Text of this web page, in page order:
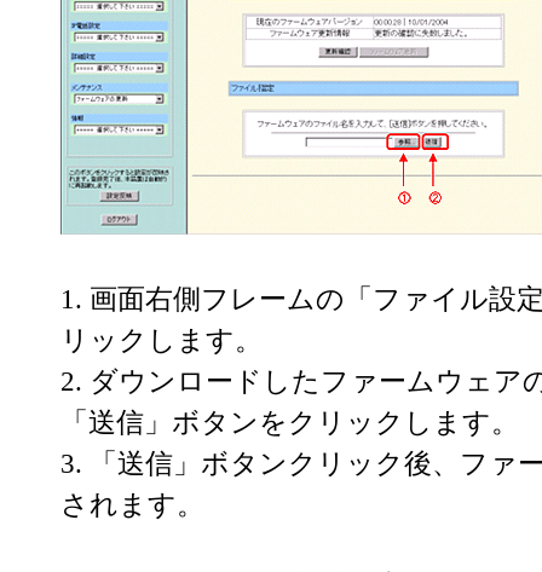
1. 画面右側フレームの「ファイル設
リックします。
2. ダウンロードしたファームウェア
「送信」ボタンをクリックします。
3. 「送信」ボタンクリック後、ファ
されます。